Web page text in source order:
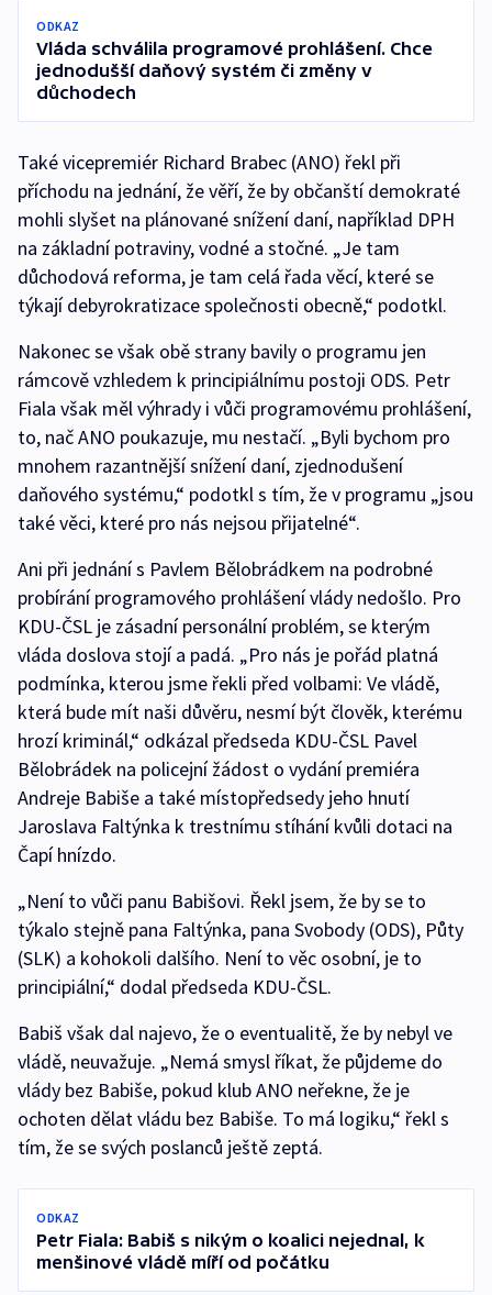
ODKAZ
Vláda schválila programové prohlášení. Chce
jednodušší daňový systém či změny v
důchodech
Také vicepremiér Richard Brabec (ANO) řekl při
příchodu na jednání, že věří, že by občanští demokraté
mohli slyšet na plánované snížení daní, například DPH
na základní potraviny, vodné a stočné. „Je tam
důchodová reforma, je tam celá řada věcí, které se
týkají debyrokratizace společnosti obecně,“ podotkl.
Nakonec se však obě strany bavily o programu jen
rámcově vzhledem k principiálnímu postoji ODS. Petr
Fiala však měl výhrady i vůči programovému prohlášení,
to, nač ANO poukazuje, mu nestačí. „Byli bychom pro
mnohem razantnější snížení daní, zjednodušení
daňového systému,“ podotkl s tím, že v programu „jsou
také věci, které pro nás nejsou přijatelné“.
Ani při jednání s Pavlem Bělobrádkem na podrobné
probírání programového prohlášení vlády nedošlo. Pro
KDU-ČSL je zásadní personální problém, se kterým
vláda doslova stojí a padá. „Pro nás je pořád platná
podmínka, kterou jsme řekli před volbami: Ve vládě,
která bude mít naši důvěru, nesmí být člověk, kterému
hrozí kriminál,“ odkázal předseda KDU-ČSL Pavel
Bělobrádek na policejní žádost o vydání premiéra
Andreje Babiše a také místopředsedy jeho hnutí
Jaroslava Faltýnka k trestnímu stíhání kvůli dotaci na
Čapí hnízdo.
„Není to vůči panu Babišovi. Řekl jsem, že by se to
týkalo stejně pana Faltýnka, pana Svobody (ODS), Půty
(SLK) a kohokoli dalšího. Není to věc osobní, je to
principiální,“ dodal předseda KDU-ČSL.
Babiš však dal najevo, že o eventualitě, že by nebyl ve
vládě, neuvažuje. „Nemá smysl říkat, že půjdeme do
vlády bez Babiše, pokud klub ANO neřekne, že je
ochoten dělat vládu bez Babiše. To má logiku,“ řekl s
tím, že se svých poslanců ještě zeptá.
ODKAZ
Petr Fiala: Babiš s nikým o koalici nejednal, k
menšinové vládě míří od počátku